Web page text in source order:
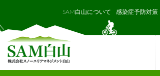
SAM白山について 感染症予防対策